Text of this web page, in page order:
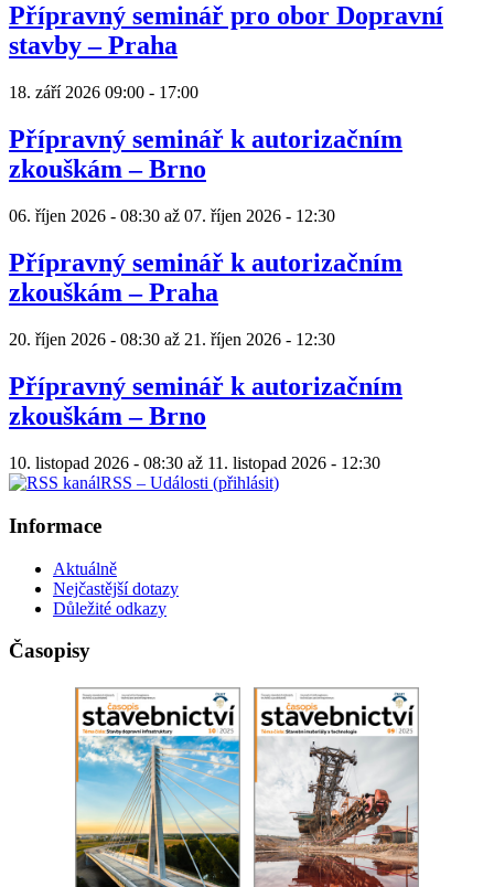
Přípravný seminář pro obor Dopravní
stavby – Praha
18. září 2026 09:00 - 17:00
Přípravný seminář k autorizačním
zkouškám – Brno
06. říjen 2026 - 08:30 až 07. říjen 2026 - 12:30
Přípravný seminář k autorizačním
zkouškám – Praha
20. říjen 2026 - 08:30 až 21. říjen 2026 - 12:30
Přípravný seminář k autorizačním
zkouškám – Brno
10. listopad 2026 - 08:30 až 11. listopad 2026 - 12:30
RSS – Události (přihlásit)
Informace
Aktuálně
Nejčastější dotazy
Důležité odkazy
Časopisy